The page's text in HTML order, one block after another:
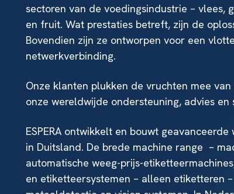
sectoren van de voedingsindustrie – vlees,
en fruit. Wat prestaties betreft, zijn de
Bovendien zijn ze ontworpen voor een
netwerkverbinding.
Onze klanten plukken de vruchten mee
onze wereldwijde ondersteuning, advies en
ESPERA ontwikkelt en bouwt
in Duitsland. De brede machine range –
automatische weeg-prijs-
en etiketteersystemen – alleen etiketteren